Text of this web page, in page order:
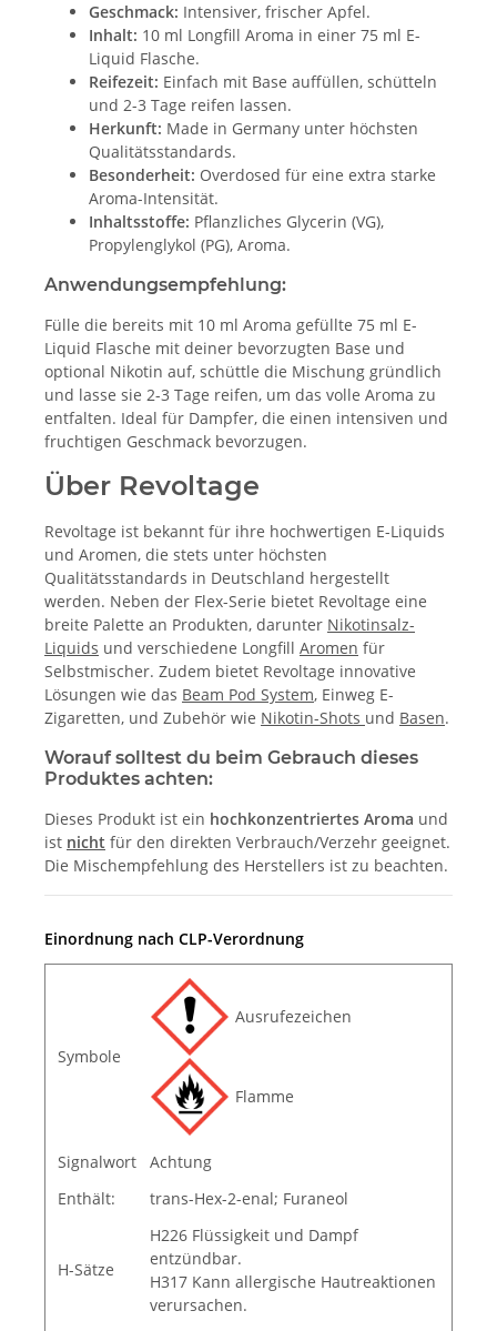
Geschmack: Intensiver, frischer Apfel.
Inhalt: 10 ml Longfill Aroma in einer 75 ml E-
Liquid Flasche.
Reifezeit: Einfach mit Base auffüllen, schütteln
und 2-3 Tage reifen lassen.
Herkunft: Made in Germany unter höchsten
Qualitätsstandards.
Besonderheit: Overdosed für eine extra starke
Aroma-Intensität.
Inhaltsstoffe: Pflanzliches Glycerin (VG),
Propylenglykol (PG), Aroma.
Anwendungsempfehlung:
Fülle die bereits mit 10 ml Aroma gefüllte 75 ml E-
Liquid Flasche mit deiner bevorzugten Base und
optional Nikotin auf, schüttle die Mischung gründlich
und lasse sie 2-3 Tage reifen, um das volle Aroma zu
entfalten. Ideal für Dampfer, die einen intensiven und
fruchtigen Geschmack bevorzugen.
Über Revoltage
Revoltage ist bekannt für ihre hochwertigen E-Liquids
und Aromen, die stets unter höchsten
Qualitätsstandards in Deutschland hergestellt
werden. Neben der Flex-Serie bietet Revoltage eine
breite Palette an Produkten, darunter Nikotinsalz-
Liquids und verschiedene Longfill Aromen für
Selbstmischer. Zudem bietet Revoltage innovative
Lösungen wie das Beam Pod System, Einweg E-
Zigaretten, und Zubehör wie Nikotin-Shots und Basen.
Worauf solltest du beim Gebrauch dieses
Produktes achten:
Dieses Produkt ist ein hochkonzentriertes Aroma und
ist nicht für den direkten Verbrauch/Verzehr geeignet.
Die Mischempfehlung des Herstellers ist zu beachten.
Einordnung nach CLP-Verordnung
Symbole
Ausrufezeichen
Flamme
Signalwort
Achtung
Enthält:
trans-Hex-2-enal; Furaneol
H-Sätze
H226 Flüssigkeit und Dampf
entzündbar.
H317 Kann allergische Hautreaktionen
verursachen.